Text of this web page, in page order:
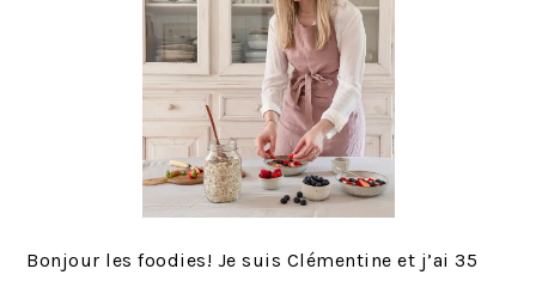
Bonjour les foodies! Je suis Clémentine et j’ai 35